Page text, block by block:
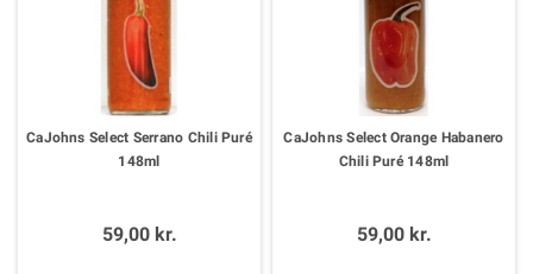
CaJohns Select Serrano Chili Puré
148ml
59,00 kr.
CaJohns Select Orange Habanero
Chili Puré 148ml
59,00 kr.